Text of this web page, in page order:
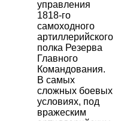
управления
1818-го
самоходного
артиллерийского
полка Резерва
Главного
Командования.
В самых
сложных боевых
условиях, под
вражеским